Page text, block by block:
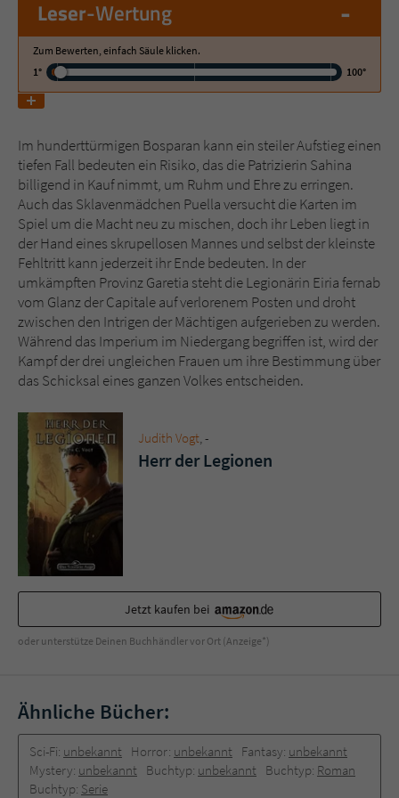
Leser-Wertung -
Zum Bewerten, einfach Säule klicken.
1°
100°
Im hunderttürmigen Bosparan kann ein steiler Aufstieg einen
tiefen Fall bedeuten ein Risiko, das die Patrizierin Sahina
billigend in Kauf nimmt, um Ruhm und Ehre zu erringen.
Auch das Sklavenmädchen Puella versucht die Karten im
Spiel um die Macht neu zu mischen, doch ihr Leben liegt in
der Hand eines skrupellosen Mannes und selbst der kleinste
Fehltritt kann jederzeit ihr Ende bedeuten. In der
umkämpften Provinz Garetia steht die Legionärin Eiria fernab
vom Glanz der Capitale auf verlorenem Posten und droht
zwischen den Intrigen der Mächtigen aufgerieben zu werden.
Während das Imperium im Niedergang begriffen ist, wird der
Kampf der drei ungleichen Frauen um ihre Bestimmung über
das Schicksal eines ganzen Volkes entscheiden.
Judith Vogt, -
Herr der Legionen
Jetzt kaufen bei
oder unterstütze Deinen Buchhändler vor Ort (Anzeige*)
Ähnliche Bücher:
Sci-Fi: unbekannt Horror: unbekannt Fantasy: unbekannt
Mystery: unbekannt Buchtyp: unbekannt Buchtyp: Roman
Buchtyp: Serie
Name tx_pwcomments_ahash
Anbieter Literatur-Couch Medien GmbH & Co. KG
Zweck Cookie für Kommentare einzelner Buchtitel
Name fe_typo_user
Anbieter Literatur-Couch Medien GmbH & Co. KG
Laufzeit Session
Zweck
Dieses Cookie gewährleistet die
Kommunikation der Webseite mit dem
Benutzer. Es wird benötigt um z. B. den